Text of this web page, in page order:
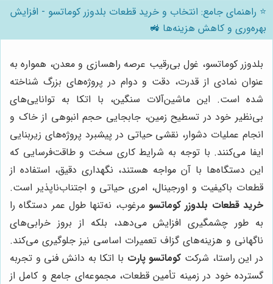
⭐️ راهنمای جامع: انتخاب و خرید قطعات بلدوزر کوماتسو - افزایش
بهره‌وری و کاهش هزینه‌ها 🚜
بلدوزر کوماتسو، غول بی‌رقیب عرصه راهسازی و معدن، همواره به
عنوان نمادی از قدرت، دقت و دوام در پروژه‌های بزرگ شناخته
شده است. این ماشین‌آلات سنگین، با اتکا به توانایی‌های
بی‌نظیر خود در تسطیح زمین، جابجایی حجم انبوهی از خاک و
انجام عملیات دشوار، نقشی حیاتی در پیشبرد پروژه‌های زیربنایی
ایفا می‌کنند. با توجه به شرایط کاری سخت و طاقت‌فرسایی که
این دستگاه‌ها با آن مواجه هستند، نگهداری دقیق، استفاده از
قطعات باکیفیت و اورجینال، امری حیاتی و اجتناب‌ناپذیر است.
خرید قطعات بلدوزر کوماتسو مرغوب، نه‌تنها طول عمر دستگاه را
به طور چشمگیری افزایش می‌دهد، بلکه از بروز خرابی‌های
ناگهانی و هزینه‌های گزاف تعمیرات اساسی نیز جلوگیری می‌کند.
در این راستا، شرکت کوماتسو پارت با اتکا به دانش فنی و تجربه
گسترده خود در زمینه تأمین قطعات، مجموعه‌ای جامع و کامل از